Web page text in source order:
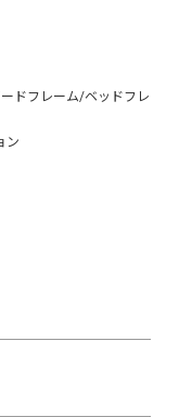
ドフレーム/ベッドフレ
ン